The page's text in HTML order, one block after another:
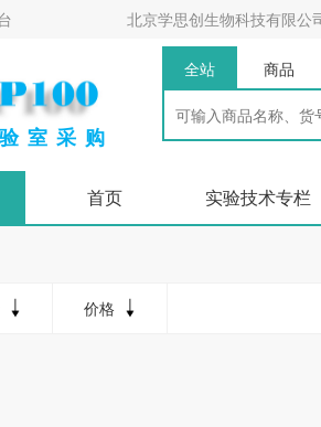
北京学思创生物科技有限公
室采购
全站 商品
首页 实验技术专栏
价格